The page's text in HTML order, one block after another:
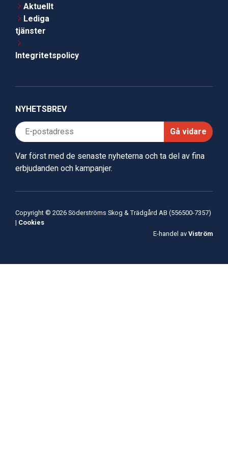
Aktuellt
Lediga
tjänster
Integritetspolicy
NYHETSBREV
Gå vidare
Var först med de senaste nyheterna och ta del av fina
erbjudanden och kampanjer.
Copyright © 2026 Söderströms Skog & Trädgård AB (556500-7357)
| Cookies
E-handel av Viström